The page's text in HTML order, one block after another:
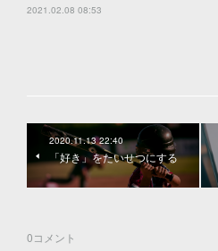
2021.02.08 08:53
2020.11.13 22:40
「好き」をたいせつにする
0コメント